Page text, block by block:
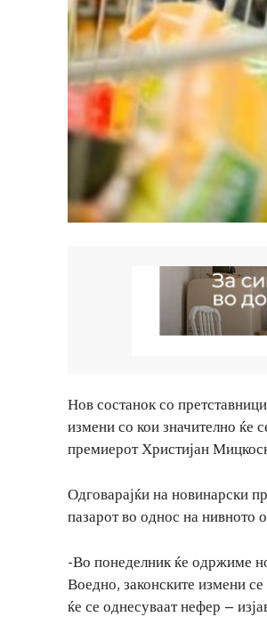
Нов состанок со
измени со кои значително ќе
премиерот Христијан
Одговарајќи на новинарски
пазарот во однос на нивното
-Во понеделник ќе одржиме
Воедно, законските измени
ќе се однесуваат нефер –